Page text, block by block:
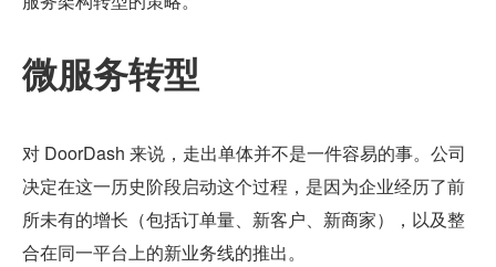
微服务转型
对 DoorDash 来说，走出单体并不是一件容易的事。公司
决定在这一历史阶段启动这个过程，是因为企业经历了前
所未有的增长（包括订单量、新客户、新商家），以及整
合在同一平台上的新业务线的推出。